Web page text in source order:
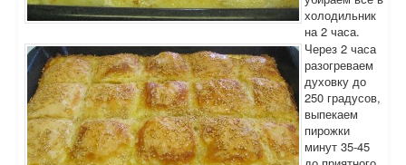
холодильник
на 2 часа.
Через 2 часа
разогреваем
духовку до
250 градусов,
выпекаем
пирожки
минут 35-45